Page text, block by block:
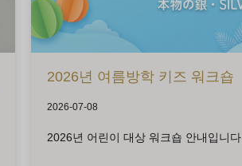
2026년 여름방학 키즈 워크숍
2026-07-08
2026년 어린이 대상 워크숍 안내입니다.